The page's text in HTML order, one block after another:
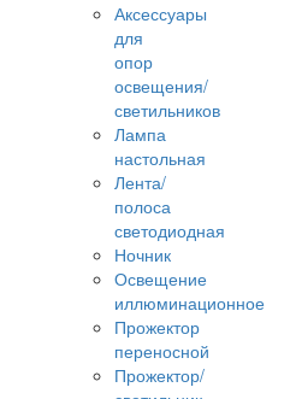
Аксессуары
для
опор
освещения/
светильников
Лампа
настольная
Лента/
полоса
светодиодная
Ночник
Освещение
иллюминационное
Прожектор
переносной
Прожектор/